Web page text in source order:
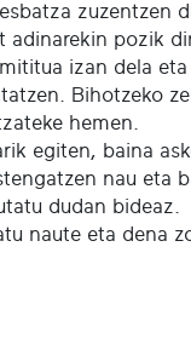
zuzentzen
adinarekin pozik
izan dela
Bihotzeko
hemen.
egiten, baina
nau eta
dudan bideaz.
naute eta dena